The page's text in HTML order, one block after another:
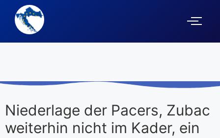
Niederlage der Pacers, Zubac
weiterhin nicht im Kader, ein